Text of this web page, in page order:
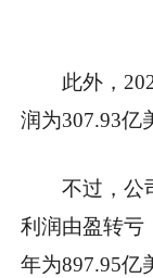
此外，
润为307.93亿
不过，公
利润由盈转亏
年为897.95亿